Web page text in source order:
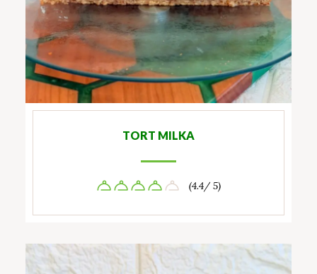
TORT MILKA
(4.4/ 5)